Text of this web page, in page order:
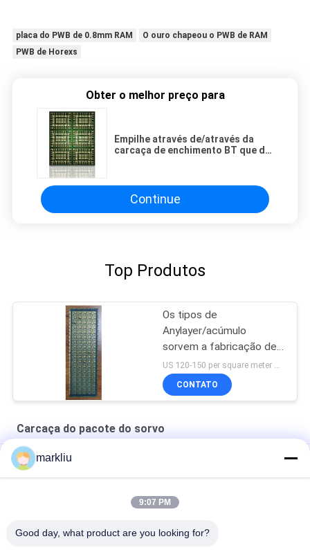
placa do PWB de 0.8mm RAM
O ouro chapeou o PWB de RAM
PWB de Horexs
Obter o melhor preço para
Empilhe através de/através da
carcaça de enchimento BT que do
Continue
Top Produtos
Os tipos de
Anylayer/acúmulo
sorvem a fabricação de
empacotamento da
carcaça
US 120-150 per square meter MOQ:1 medidor quadrado
CONTATO
Carcaça do pacote do sorvo
Empilhe através de/através da carcaça de enchimento BT
que do pacote do sorvo 4L materiais combinam o sistema
heterogêneo
Camada ENEPIG do material 4 de BT da carcaça do pacote do
markliu
9:07 PM
Good day, what product are you looking for?